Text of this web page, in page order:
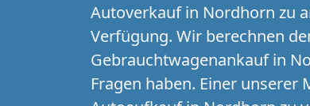
Autoverkauf in Nordhorn zu
Verfügung. Wir berechnen
Gebrauchtwagenankauf in
Fragen haben. Einer